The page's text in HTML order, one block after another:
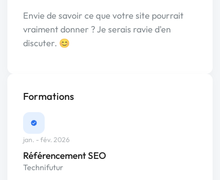
Envie de savoir ce que votre site pourrait
vraiment donner ? Je serais ravie d'en
discuter. 😊
Formations
jan. - fév. 2026
Référencement SEO
Technifutur